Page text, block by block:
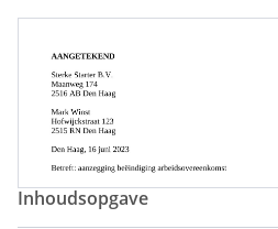
Aanzegging Beëindiging
Inhoudsopgave